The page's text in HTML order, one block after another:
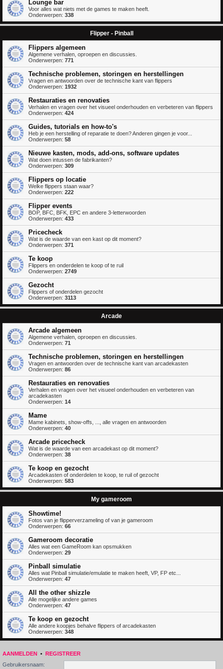
Lounge bar
Voor alles wat niets met de games te maken heeft.
Onderwerpen: 338
Flipper - Pinball
Flippers algemeen
Algemene verhalen, oproepen en discussies.
Onderwerpen: 771
Technische problemen, storingen en herstellingen
Vragen en antwoorden over de technische kant van flippers
Onderwerpen: 1932
Restauraties en renovaties
Verhalen en vragen over het visueel onderhouden en verbeteren van flippers
Onderwerpen: 424
Guides, tutorials en how-to's
Heb je een herstelling of reparatie te doen? Anderen gingen je voor...
Onderwerpen: 58
Nieuwe kasten, mods, add-ons, software updates
Wat doen intussen de fabrikanten?
Onderwerpen: 309
Flippers op locatie
Welke flippers staan waar?
Onderwerpen: 222
Flipper events
BOP, BFC, BFK, EPC en andere 3-letterwoorden
Onderwerpen: 433
Pricecheck
Wat is de waarde van een kast op dit moment?
Onderwerpen: 371
Te koop
Flippers en onderdelen te koop of te ruil
Onderwerpen: 2749
Gezocht
Flippers of onderdelen gezocht
Onderwerpen: 3113
Arcade
Arcade algemeen
Algemene verhalen, oproepen en discussies.
Onderwerpen: 71
Technische problemen, storingen en herstellingen
Vragen en antwoorden over de technische kant van arcadekasten
Onderwerpen: 86
Restauraties en renovaties
Verhalen en vragen over het visueel onderhouden en verbeteren van
arcadekasten
Onderwerpen: 14
Mame
Mame kabinets, show-offs, ..., alle vragen en antwoorden
Onderwerpen: 40
Arcade pricecheck
Wat is de waarde van een arcadekast op dit moment?
Onderwerpen: 38
Te koop en gezocht
Arcadekasten of onderdelen te koop, te ruil of gezocht
Onderwerpen: 583
My gameroom
Showtime!
Fotos van je flipperverzameling of van je gameroom
Onderwerpen: 66
Gameroom decoratie
Alles wat een GameRoom kan opsmukken
Onderwerpen: 29
Pinball simulatie
Alles wat Pinball simulatie/emulatie te maken heeft, VP, FP etc...
Onderwerpen: 47
All the other shizzle
Alle mogelijke andere games
Onderwerpen: 47
Te koop en gezocht
Alle andere koopjes behalve flippers of arcadekasten
Onderwerpen: 348
AANMELDEN • REGISTREER
Gebruikersnaam: